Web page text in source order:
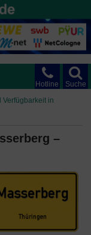
Suche
Hotline
Verfügbarkeit in
–